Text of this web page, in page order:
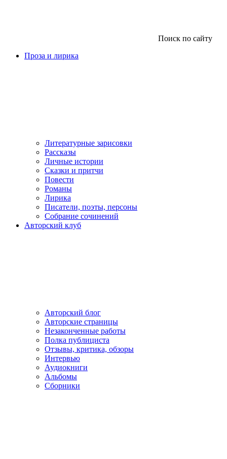
Поиск по сайту
Проза и лирика
Литературные зарисовки
Рассказы
Личные истории
Сказки и притчи
Повести
Романы
Лирика
Писатели, поэты, персоны
Собрание сочинений
Авторский клуб
Авторский блог
Авторские страницы
Незаконченные работы
Полка публициста
Отзывы, критика, обзоры
Интервью
Аудиокниги
Альбомы
Сборники